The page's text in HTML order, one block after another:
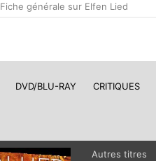
Fiche générale sur Elfen Lied
DVD/BLU-RAY CRITIQUES
Autres titres